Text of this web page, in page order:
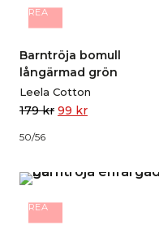
REA
Barntröja bomull
långärmad grön
Leela Cotton
179kr 99 kr
50/56
REA